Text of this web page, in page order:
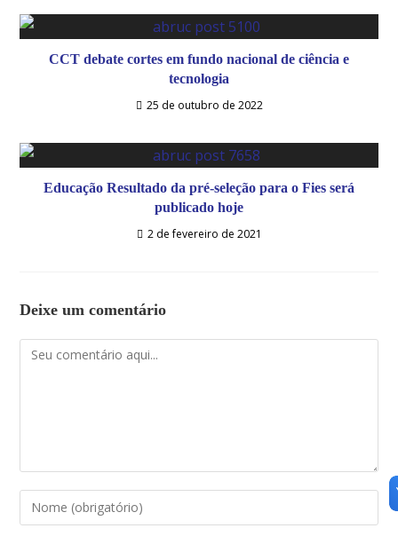
CCT debate cortes em fundo nacional de ciência e
tecnologia
25 de outubro de 2022
Educação Resultado da pré-seleção para o Fies será
publicado hoje
2 de fevereiro de 2021
Deixe um comentário